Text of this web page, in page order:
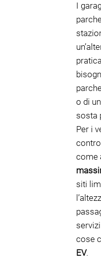
I
o di
sosta
Per i
come
siti
cose
EV.